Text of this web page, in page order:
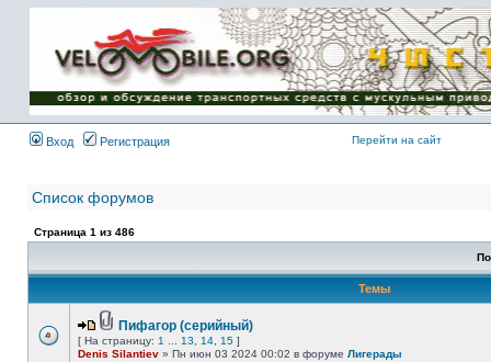
Имя пользователя:
Пароль:
{ LOG_ME_IN_SHORT
}
Вход
Регистрация Перейти на сайт
Список форумов
Страница 1 из 486
Темы
Пифагор (серийный)
[ На страницу: 1 13 14 15 ]
Denis Silantiev » Пн июн 03 2024 00:02 в форуме Лигерады